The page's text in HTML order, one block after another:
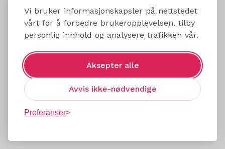
Vi bruker informasjonskapsler på nettstedet
vårt for å forbedre brukeropplevelsen, tilby
personlig innhold og analysere trafikken vår.
Aksepter alle
Avvis ikke-nødvendige
Preferanser